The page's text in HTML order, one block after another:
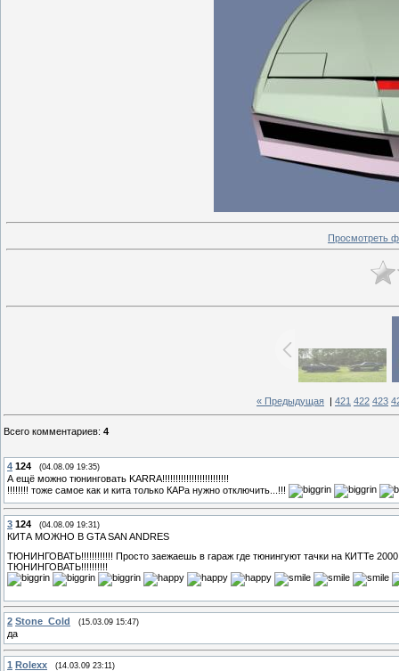
Просмотреть
« Предыдущая 421 422 423
Всего комментариев: 4
4 124 (04.08.09 19:35)
А ещё можно тюнинговать KARRA!!!!!!!!!!!!!!!!!!!!!!!!!
!!!!!!!! тоже самое как и кита только КАРа нужно отключить...!!!
3 124 (04.08.09 19:31)
КИТА МОЖНО В GTA SAN ANDRES
ТЮНИНГОВАТЬ!!!!!!!!!!!! Просто заежаешь в гараж где тюнингуют тачки на КИТТе
ТЮНИНГОВАТЬ!!!!!!!!!!
2 Stone_Cold (15.03.09 15:47)
да
1 Rolexx (14.03.09 23:11)